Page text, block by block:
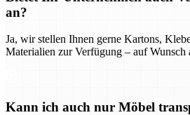
an?
Ja, wir stellen Ihnen gerne Kartons,
Materialien zur Verfügung – auf Wunsch
Kann ich auch nur Möbel